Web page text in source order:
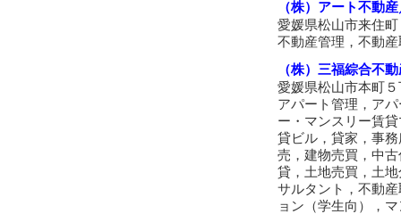
（株）アート不動
愛媛県松山市来住
不動産管理，不動
（株）三福綜合不
愛媛県松山市本町
アパート管理，ア
ー・マンスリー賃
貸ビル，貸家，事
売，建物売買，中
貸，土地売買，土
サルタント，不動
ョン（学生向），